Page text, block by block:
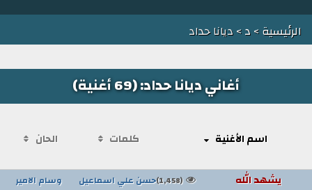
الرئيسية>د> ديانا حداد
أغاني ديانا حداد: (69 أغنية)
اسم الأغنية كلمات الحان
يشهد الله (1,458) حسن علي اسماعيل وسام الامير